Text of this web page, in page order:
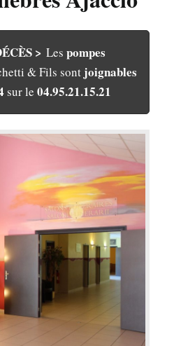
> Les pompes
& Fils sont joignables
sur le 04.95.21.15.21